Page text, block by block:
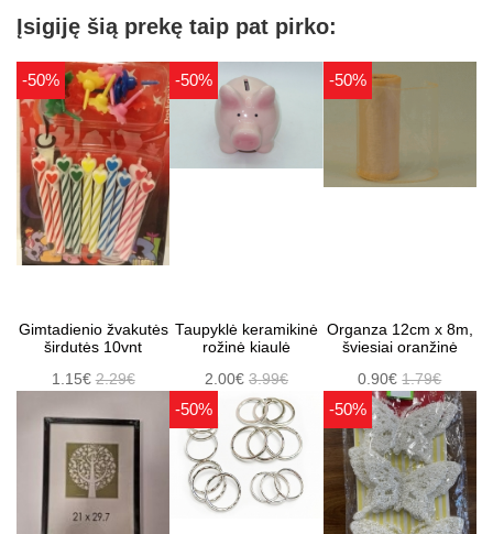
Įsigiję šią prekę taip pat pirko:
-50%
Gimtadienio žvakutės
širdutės 10vnt
1.15€2.29€
-50%
Taupyklė keramikinė
rožinė kiaulė
2.00€ 3.99€
-50%
Organza 12cm x 8m,
šviesiai oranžinė
0.90€1.79€
-50% -50%